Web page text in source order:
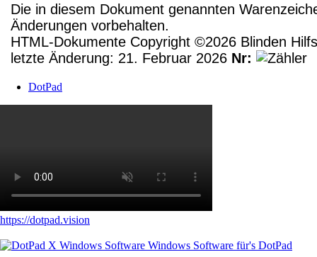
Die in diesem Dokument genannten
Änderungen vorbehalten.
HTML-Dokumente Copyright ©2026 Blinden
letzte Änderung: 21. Februar 2026 Nr:
DotPad
https://dotpad.vision
Windows Software für's DotPad